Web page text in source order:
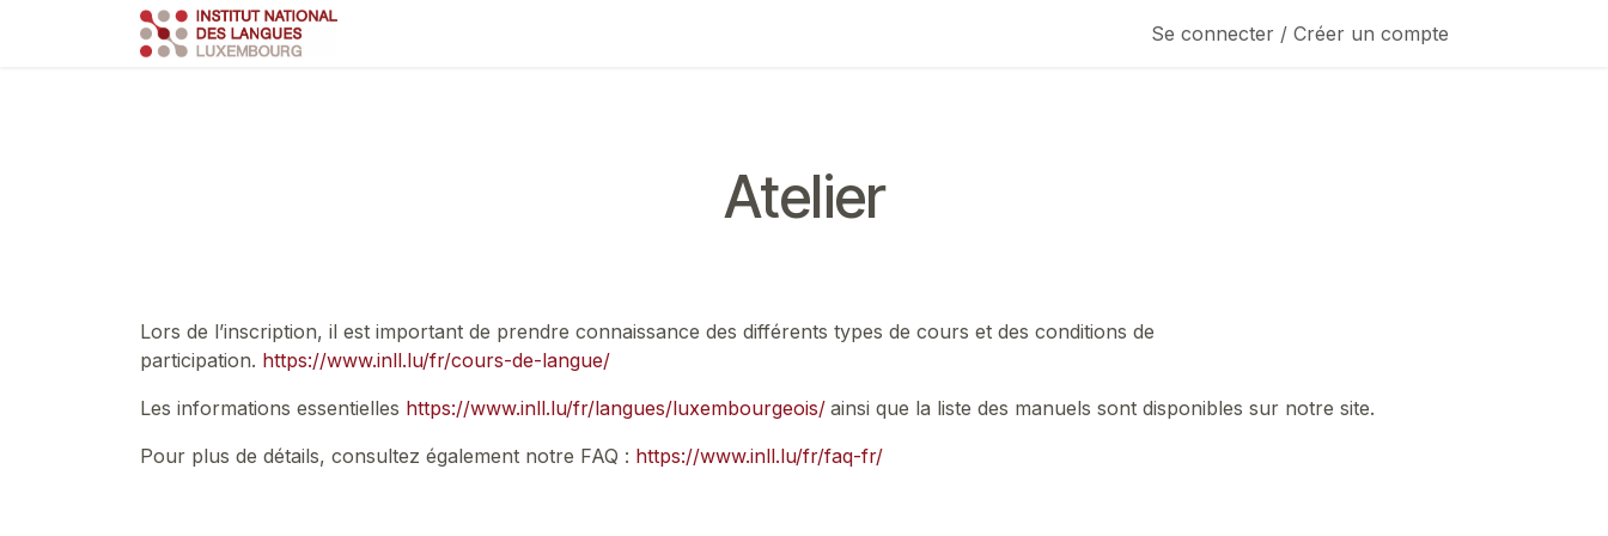
Se rendre au contenu
Se connecter / Créer un compte
Atelier
Lors de l’inscription, il est important de prendre connaissance des différents types de cours et des conditions de
participation. https://www.inll.lu/fr/cours-de-langue/
Les informations essentielles https://www.inll.lu/fr/langues/luxembourgeois/ ainsi que la liste des manuels sont disponibles sur notre site.
Pour plus de détails, consultez également notre FAQ : https://www.inll.lu/fr/faq-fr/